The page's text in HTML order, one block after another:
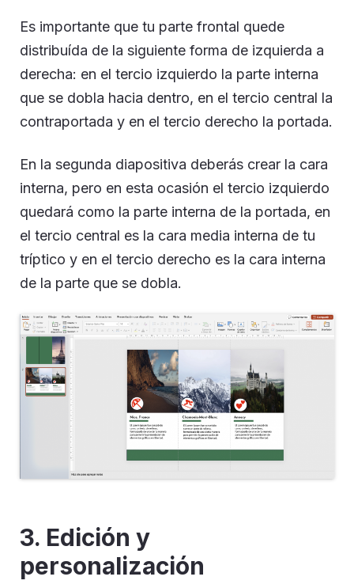
Es importante que tu parte frontal quede
distribuída de la siguiente forma de izquierda a
derecha: en el tercio izquierdo la parte interna
que se dobla hacia dentro, en el tercio central la
contraportada y en el tercio derecho la portada.
En la segunda diapositiva deberás crear la cara
interna, pero en esta ocasión el tercio izquierdo
quedará como la parte interna de la portada, en
el tercio central es la cara media interna de tu
tríptico y en el tercio derecho es la cara interna
de la parte que se dobla.
3. Edición y
personalización